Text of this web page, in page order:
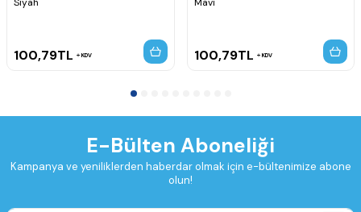
100,79TL KDV 100,79TL KDV
E-Bülten Aboneliği
Kampanya ve yeniliklerden haberdar olmak için e-bültenimize abone
olun!